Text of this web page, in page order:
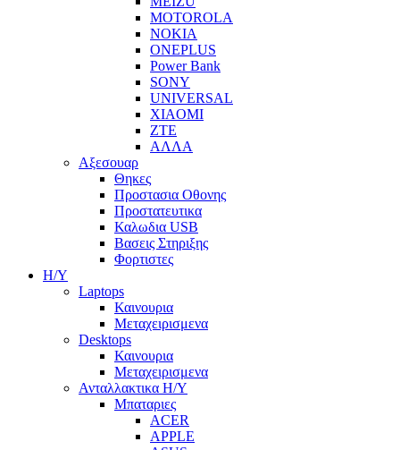
MOTOROLA
NOKIA
ONEPLUS
Power Bank
SONY
UNIVERSAL
XIAOMI
ZTE
ΑΛΛΑ
Αξεσουαρ
Θηκες
Προστασια Οθονης
Προστατευτικα
Καλωδια USB
Βασεις Στηριξης
Φορτιστες
Η/Υ
Laptops
Καινουρια
Μεταχειρισμενα
Desktops
Καινουρια
Μεταχειρισμενα
Ανταλλακτικα H/Y
Μπαταριες
ACER
APPLE